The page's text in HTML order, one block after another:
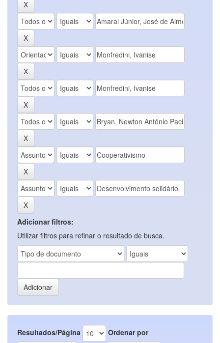
Adicionar filtros:
Utilizar filtros para refinar o resultado de busca.
Resultados/Página Ordenar por